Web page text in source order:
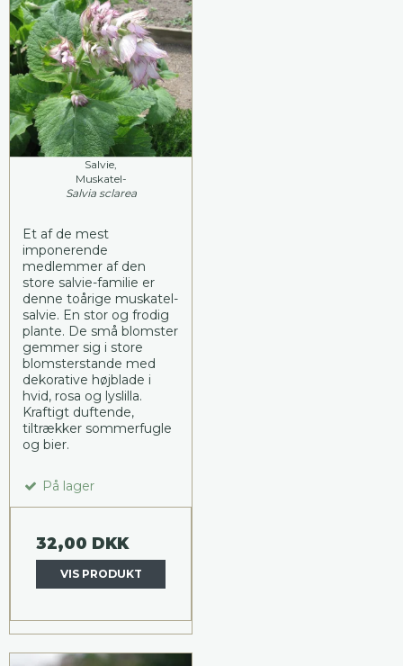
Salvie,
Muskatel-
Salvia sclarea
Et af de mest
imponerende
medlemmer af den
store salvie-familie er
denne toårige muskatel-
salvie. En stor og frodig
plante. De små blomster
gemmer sig i store
blomsterstande med
dekorative højblade i
hvid, rosa og lyslilla.
Kraftigt duftende,
tiltrækker sommerfugle
og bier.
På lager
32,00 DKK
VIS PRODUKT